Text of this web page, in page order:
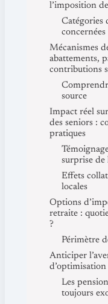
l’imposition
Catégories
concernées
Mécanismes
abattements,
contributions
source
Impact réel
des seniors :
pratiques
surprise de
Effets
locales
Options
retraite :
?
Périmètre
Anticiper
Les
toujours